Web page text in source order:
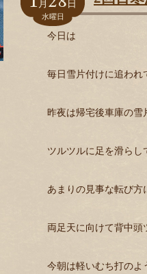
月 日
水曜日
今日は
毎日雪片付けに追われ
昨夜は帰宅後車庫の雪
ツルツルに足を滑らし
あまりの見事な転び方
両足天に向けて背中頭
今朝は軽いむち打のよ